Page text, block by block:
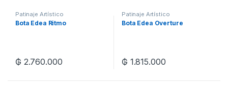
Patinaje Artístico
Bota Edea Ritmo
₲ 2.760.000
Patinaje Artístico
Bota Edea Overture
₲ 1.815.000